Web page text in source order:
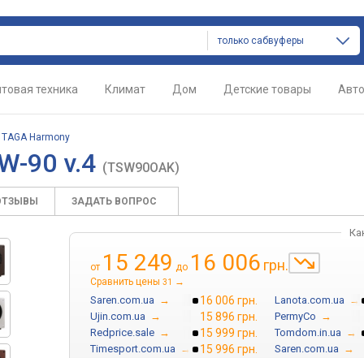
только сабвуферы
техника Климат Дом Детские товары Авто
TAGA Harmony
90 v.4 (TSW90OAK)
ЗАДАТЬ ВОПРОС
от 15 249 до 16 006 грн.
Сравнить цены 31 →
Saren.com.ua → 16 006 грн. Lanota.com.ua →
Ujin.com.ua → 15 896 грн. PermyCo →
Redprice.sale → 15 999 грн. Tomdom.in.ua →
Timesport.com.ua → 15 996 грн. Saren.com.ua →